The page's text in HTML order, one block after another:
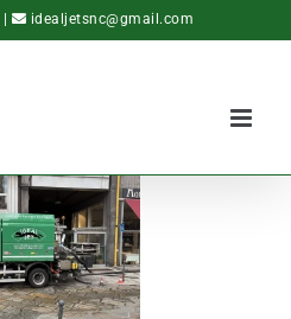
idealjetsnc@gmail.com
Pronto Intervento
Spurghi Cusano
Milanino H24